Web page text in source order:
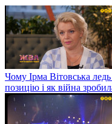
Чому Ірма Вітовська
позицію і як війна